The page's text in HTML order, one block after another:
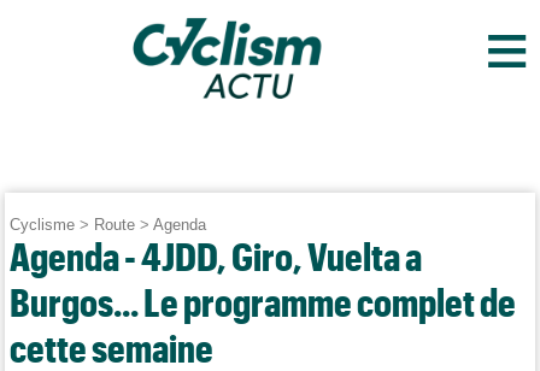
≡
Cyclisme > Route >Agenda
Agenda - 4JDD, Giro, Vuelta a
Burgos... Le programme complet de
cette semaine